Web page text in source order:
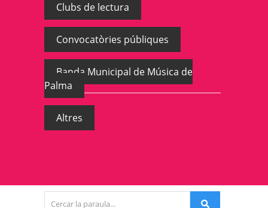
Clubs de lectura
Convocatòries públiques
Banda Municipal de Música de
Palma
Altres